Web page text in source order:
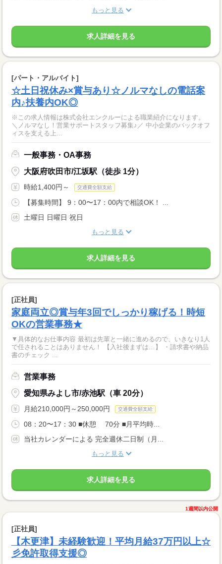
もっと見る
求人詳細を見る
[パート・アルバイト]
☆土日祝休み×賞与あり☆ノルマなしの電話案
内♪扶養内OK◎
※この求人情報は株式会社エンクルーによる職業紹介になります。
＼ノルマなし！営業サポートスタッフ募集♪／ 中小企業のバックオフ
ィスを支える上...
一般事務・OA事務
大阪府吹田市/江坂駅（徒歩 1分）
時給1,400円～ 交通費全額支給
【募集時間】 9：00〜17：00内で相談OK！ ...
土曜日 日曜日 祝日
もっと見る
求人詳細を見る
[正社員]
家庭両立◎賞与年3回でしっかり稼げる！時短
OKの営業事務★
▼具体的なお仕事内容 最初は先輩と一緒に進めるので、いきなり1人
で任されることはありません！ 【入社後まずは…】 ・請求書や納品
書のチェック ...
営業事務
愛知県みよし市/赤池駅（車 20分）
月給210,000円～250,000円 交通費全額支給
08：20〜17：30 ■休憩 70分 ■月平均時...
当社カレンダーによる 完全週休二日制（月...
もっと見る
求人詳細を見る
1週間以内公開
[正社員]
【木更津】未経験歓迎！平均月給37万円以上☆
彡免許取得支援◎